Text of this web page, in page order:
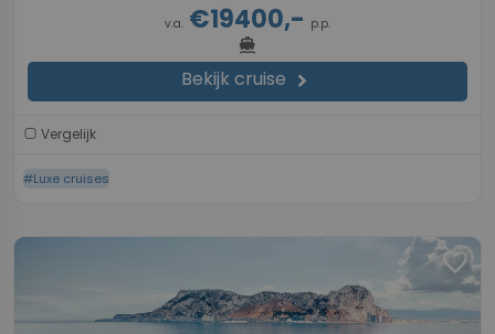
v.a. €19400,- p.p.
directions_boat
Bekijk cruise chevron_right
Vergelijk
#Luxe cruises
favorite